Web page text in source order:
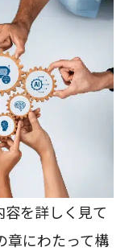
を詳しく見て
章にわたって構